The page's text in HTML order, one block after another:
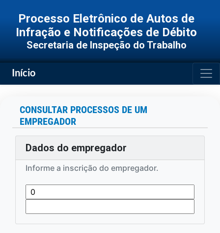
Processo Eletrônico de Autos de
Infração e Notificações de Débito
Secretaria de Inspeção do Trabalho
Início
CONSULTAR PROCESSOS DE UM
EMPREGADOR
Dados do empregador
Informe a inscrição do empregador.